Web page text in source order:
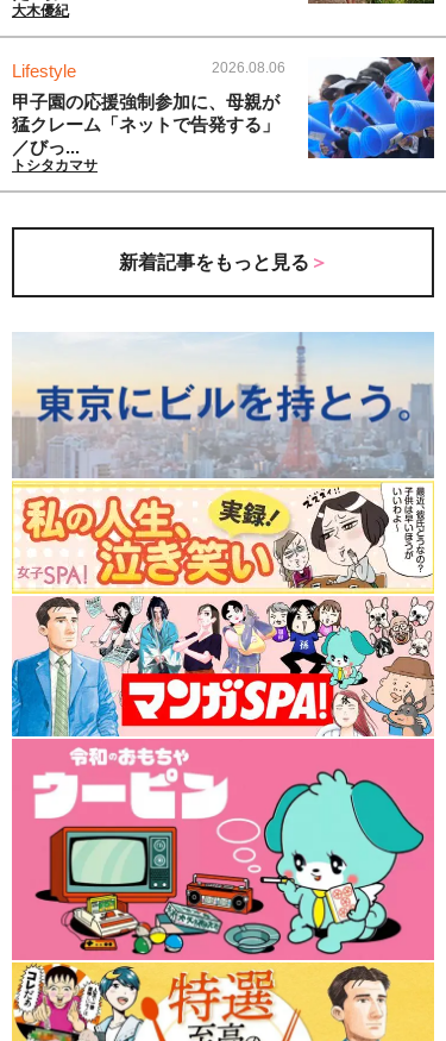
大木優紀
Lifestyle 2026.08.06
甲子園の応援強制参加に、母親が
猛クレーム「ネットで告発する」
／びっ...
トシタカマサ
新着記事をもっと見る